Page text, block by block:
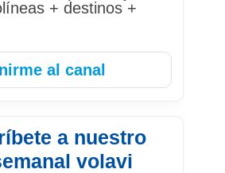
+ destinos +
al canal
a nuestro
volavi